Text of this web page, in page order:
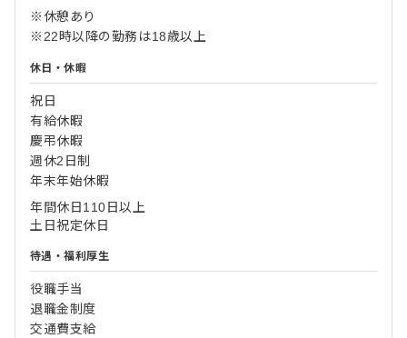
※休憩あり
※22時以降の勤務は18歳以上
休日・休暇
祝日
有給休暇
慶弔休暇
週休2日制
年末年始休暇
年間休日110日以上
土日祝定休日
待遇・福利厚生
役職手当
退職金制度
交通費支給